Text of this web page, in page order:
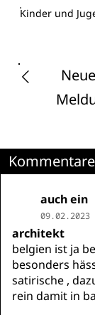
Kinder und
Kommentare
auch ein
architekt
belgien ist ja
besonders
satirische ,
rein damit in